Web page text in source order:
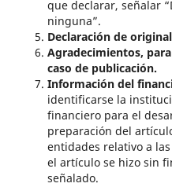
que declarar, señalar
ninguna”.
Declaración de
Agradecimientos,
caso de publicación.
Información del
identificarse la
financiero para el
preparación del
entidades relativo a
el artículo se hizo sin
señalado.